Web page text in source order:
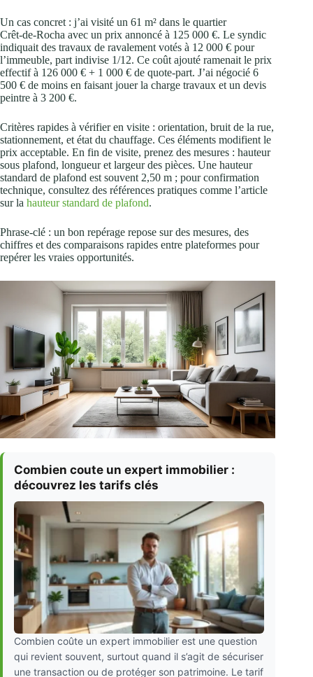
Un cas concret : j’ai visité un 61 m² dans le quartier
Crêt‑de‑Rocha avec un prix annoncé à 125 000 €. Le syndic
indiquait des travaux de ravalement votés à 12 000 € pour
l’immeuble, part indivise 1/12. Ce coût ajouté ramenait le prix
effectif à 126 000 € + 1 000 € de quote‑part. J’ai négocié 6
500 € de moins en faisant jouer la charge travaux et un devis
peintre à 3 200 €.
Critères rapides à vérifier en visite : orientation, bruit de la rue,
stationnement, et état du chauffage. Ces éléments modifient le
prix acceptable. En fin de visite, prenez des mesures : hauteur
sous plafond, longueur et largeur des pièces. Une hauteur
standard de plafond est souvent 2,50 m ; pour confirmation
technique, consultez des références pratiques comme l’article
sur la hauteur standard de plafond.
Phrase‑clé : un bon repérage repose sur des mesures, des
chiffres et des comparaisons rapides entre plateformes pour
repérer les vraies opportunités.
Combien coute un expert immobilier :
découvrez les tarifs clés
Combien coûte un expert immobilier est une question
qui revient souvent, surtout quand il s’agit de sécuriser
une transaction ou de protéger son patrimoine. Le tarif